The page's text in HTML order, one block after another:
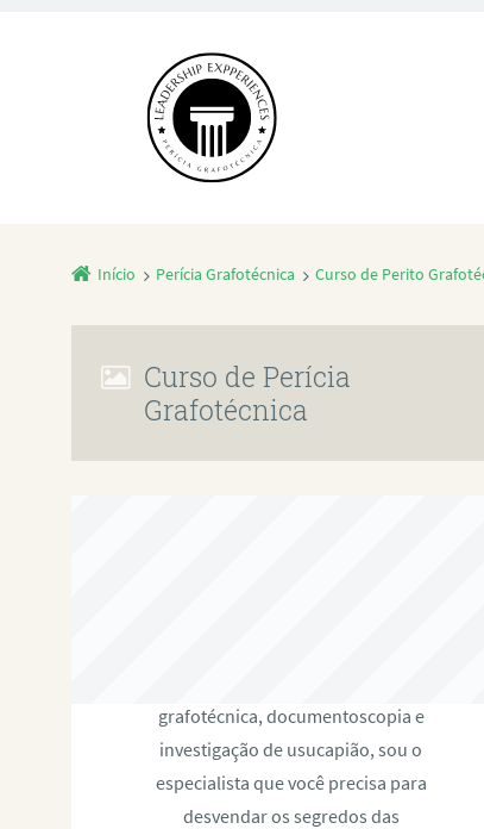
Início Perícia Grafotécnica Curso de Perito
Curso de Perícia
Grafotécnica
grafotécnica, documentoscopia e
investigação de usucapião, sou o
especialista que você precisa para
desvendar os segredos das